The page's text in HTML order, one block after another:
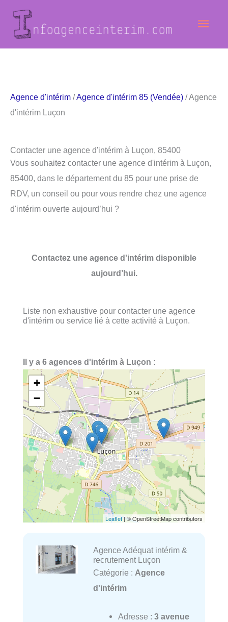
contenu
Agence d'intérim /Agence d'intérim 85 (Vendée) / Agence
d'intérim Luçon
Contacter une agence d'intérim à Luçon, 85400
Vous souhaitez contacter une agence d'intérim à Luçon,
85400, dans le département du 85 pour une prise de
RDV, un conseil ou pour vous rendre chez une agence
d'intérim ouverte aujourd’hui ?
Contactez une agence d'intérim disponible
aujourd’hui.
Liste non exhaustive pour contacter une agence
d'intérim ou service lié à cette activité à Luçon.
Il y a 6 agences d'intérim à Luçon :
+
−
Leaflet | © OpenStreetMap contributors
Agence Adéquat intérim &
recrutement Luçon
Catégorie : Agence
d'intérim
Adresse : 3 avenue